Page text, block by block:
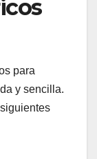
para
y sencilla.